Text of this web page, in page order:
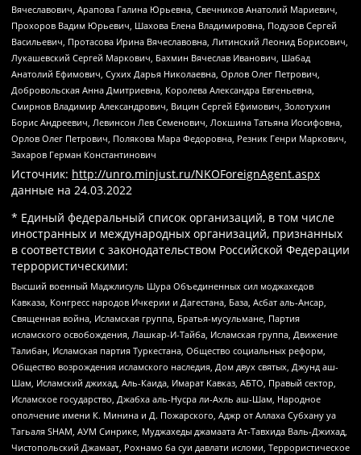
Вячеславович, Арапова Галина Юрьевна, Свечников Анатолий Мариевич,
Прохоров Вадим Юрьевич, Шахова Елена Владимировна, Подузов Сергей
Васильевич, Протасова Ирина Вячеславовна, Литинский Леонид Борисович,
Лукашевский Сергей Маркович, Бахмин Вячеслав Иванович, Шабад
Анатолий Ефимович, Сухих Дарья Николаевна, Орлов Олег Петрович,
Добровольская Анна Дмитриевна, Королева Александра Евгеньевна,
Смирнов Владимир Александрович, Вицин Сергей Ефимович, Золотухин
Борис Андреевич, Левинсон Лев Семенович, Локшина Татьяна Иосифовна,
Орлов Олег Петрович, Полякова Мара Федоровна, Резник Генри Маркович,
Захаров Герман Константинович
Источник: http://unro.minjust.ru/NKOForeignAgent.aspx
данные на 24.03.2022
* Единый федеральный список организаций, в том числе
иностранных и международных организаций, признанных
в соответствии с законодательством Российской Федерации
террористическими:
Высший военный Маджлисуль Шура Объединенных сил моджахедов
Кавказа, Конгресс народов Ичкерии и Дагестана, База, Асбат аль-Ансар,
Священная война, Исламская группа, Братья-мусульмане, Партия
исламского освобождения, Лашкар-И-Тайба, Исламская группа, Движение
Талибан, Исламская партия Туркестана, Общество социальных реформ,
Общество возрождения исламского наследия, Дом двух святых, Джунд аш-
Шам, Исламский джихад, Аль-Каида, Имарат Кавказ, АБТО, Правый сектор,
Исламское государство, Джабха аль-Нусра ли-Ахль аш-Шам, Народное
ополчение имени К. Минина и Д. Пожарского, Аджр от Аллаха Субхану уа
Тагьаля SHAM, АУМ Синрике, Муджахеды джамаата Ат-Тавхида Валь-Джихад,
Чистопольский Джамаат, Рохнамо ба суи давлати исломи, Террористическое